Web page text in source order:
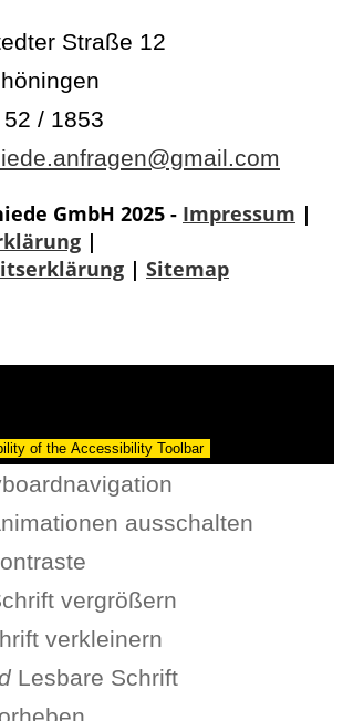
Straße 12
/ 1853
GmbH 2025 - Impressum |
|
| Sitemap
of the Accessibility Toolbar
ausschalten
vergrößern
verkleinern
Lesbare Schrift